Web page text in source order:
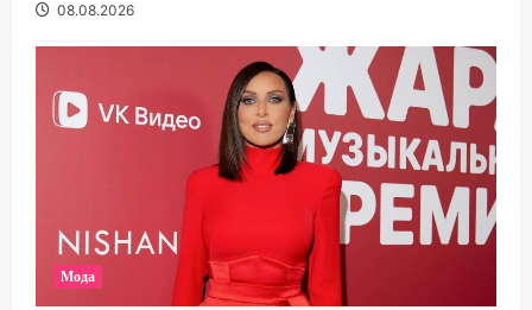
08.08.2026
Мода